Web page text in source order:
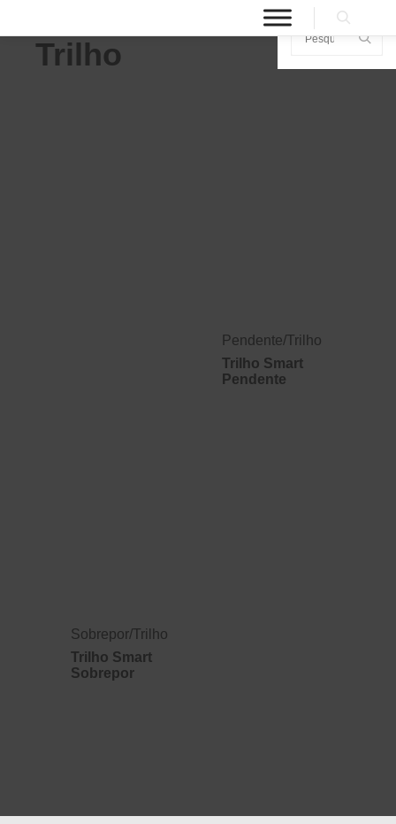
Trilho
Pendente/Trilho
Trilho Smart
Pendente
Sobrepor/Trilho
Trilho Smart
Sobrepor